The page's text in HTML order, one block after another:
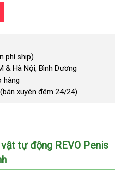
phí ship)
& Hà Nội, Bình Dương
hàng
(bán xuyên đêm 24/24)
tự động REVO Penis